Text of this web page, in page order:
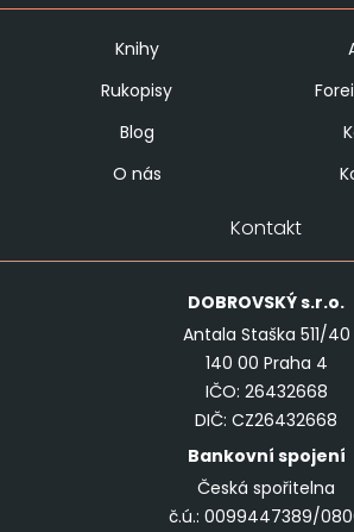
Knihy
Rukopisy
Blog
O nás
Kontakt
DOBROVSKÝs.r.o.
Antala Staška 511/40
140 00 Praha 4
IČO: 26432668
DIČ: CZ26432668
Bankovní spojení
Česká spořitelna
č.ú.: 0099447389/